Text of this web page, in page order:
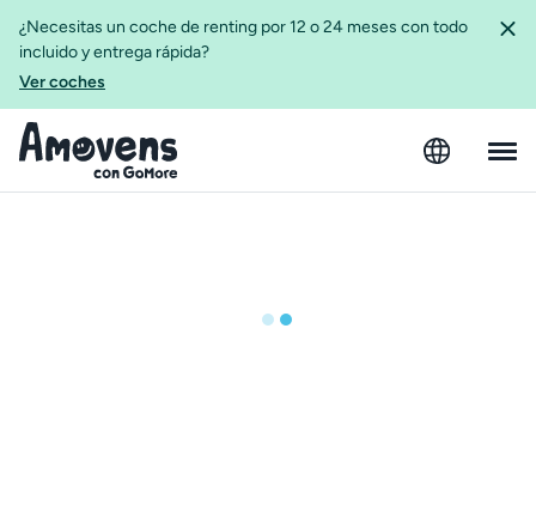
¿Necesitas un coche de renting por 12 o 24 meses con todo
incluido y entrega rápida?
Ver coches